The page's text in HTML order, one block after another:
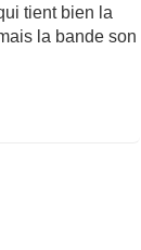
tient bien la
la bande son